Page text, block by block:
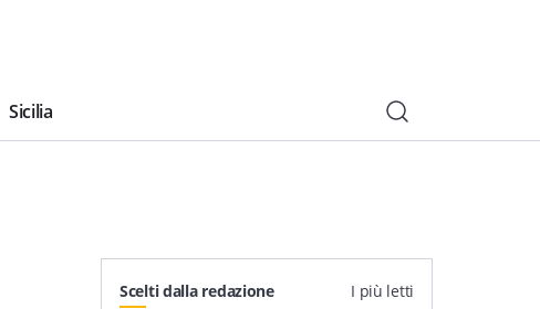
Sicilia
Scelti dalla redazione I più letti